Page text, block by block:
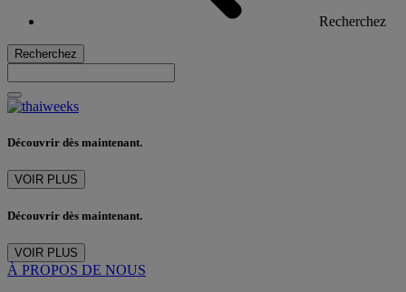
Recherchez
Recherchez
Découvrir dès maintenant.
VOIR PLUS
Découvrir dès maintenant.
VOIR PLUS
À PROPOS DE NOUS